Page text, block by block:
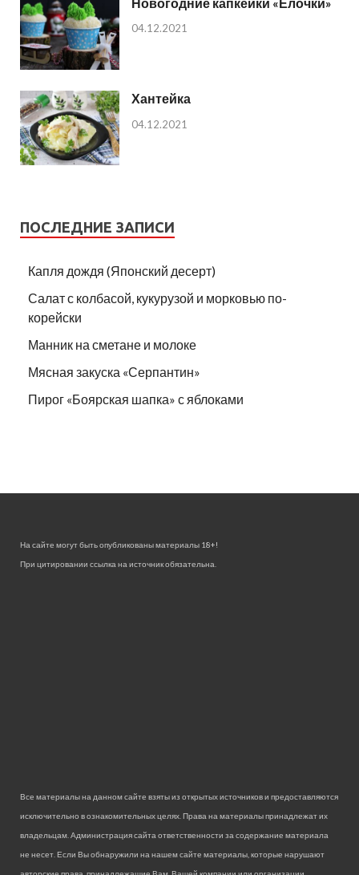
04.12.2021
Хантейка
04.12.2021
ПОСЛЕДНИЕ ЗАПИСИ
Капля дождя (Японский десерт)
Салат с колбасой, кукурузой и морковью по-
корейски
Манник на сметане и молоке
Мясная закуска «Серпантин»
Пирог «Боярская шапка» с яблоками
На сайте могут быть опубликованы материалы 18+!
При цитировании ссылка на источник обязательна.
Все материалы на данном сайте взяты из открытых источников и предоставляются
исключительно в ознакомительных целях. Права на материалы принадлежат их
владельцам. Администрация сайта ответственности за содержание материала
не несет. Если Вы обнаружили на нашем сайте материалы, которые нарушают